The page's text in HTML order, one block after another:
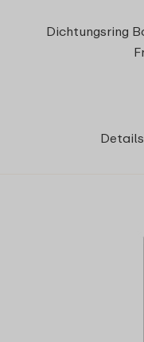
Dichtungsring
Details